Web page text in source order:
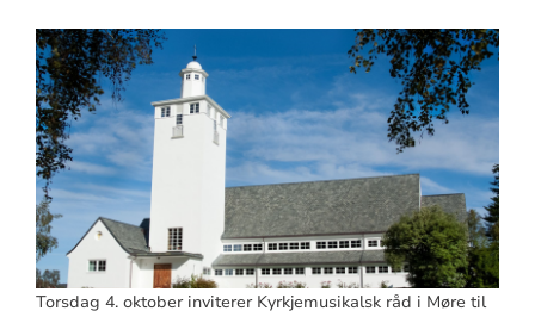
Torsdag 4. oktober inviterer Kyrkjemusikalsk råd i Møre til